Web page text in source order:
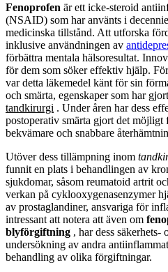
Fenoprofen är ett icke-steroid
(NSAID) som har använts i
medicinska tillstånd. Att utforska
inklusive användningen av
förbättra mentala hälsoresultat.
för dem som söker effektiv hjälp.
var detta läkemedel känt för sin
och smärta, egenskaper som har
tandkirurgi . Under åren har dess
postoperativ smärta gjort det möjligt
bekvämare och snabbare
Utöver dess tillämpning inom
funnit en plats i behandlingen av
sjukdomar, såsom reumatoid artrit
verkan på cyklooxygenasenzymer
av prostaglandiner, ansvariga för
intressant att notera att även om
blyförgiftning , har dess
undersökning av andra
behandling av olika förgiftningar.